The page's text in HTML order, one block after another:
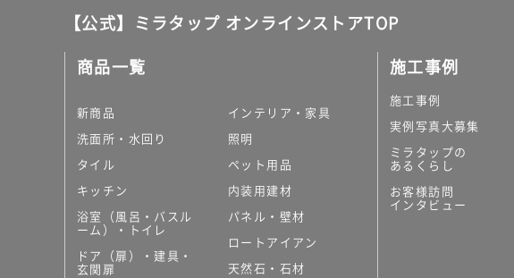
テラコッタ調タイル
キッチン
コンパクトキッチン
コンパクトキッチンその他
カップボード（食器棚・キッチンボード）
コンビネーションキッチン（セクショナル
キッチン）
【公式】ミラタップ オンラインストアTOP
商品一覧
新商品
洗面所・水回り
タイル
キッチン
浴室（風呂・バスル
ーム）・トイレ
ドア（扉）・建具・
玄関扉
インテリア・家具
照明
ペット用品
内装用建材
パネル・壁材
ロートアイアン
天然石・石材
施工事例
施工事例
実例写真大募集
ミラタップの
あるくらし
お客様訪問
インタビュー